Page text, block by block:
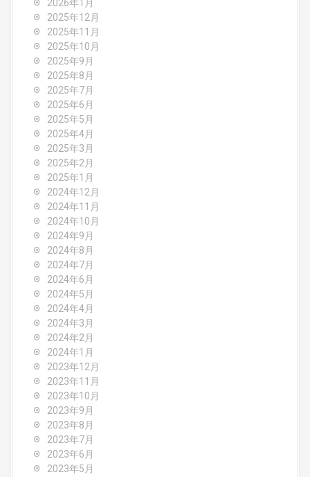
2026年1月
2025年12月
2025年11月
2025年10月
2025年9月
2025年8月
2025年7月
2025年6月
2025年5月
2025年4月
2025年3月
2025年2月
2025年1月
2024年12月
2024年11月
2024年10月
2024年9月
2024年8月
2024年7月
2024年6月
2024年5月
2024年4月
2024年3月
2024年2月
2024年1月
2023年12月
2023年11月
2023年10月
2023年9月
2023年8月
2023年7月
2023年6月
2023年5月